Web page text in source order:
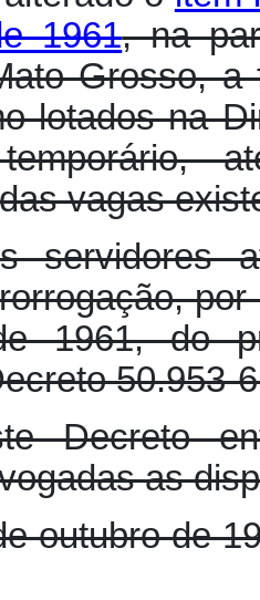
1961, na
Grosso,
lotados na
vagas
servidores
1961, do
50.953-
Decreto
as
outubro de